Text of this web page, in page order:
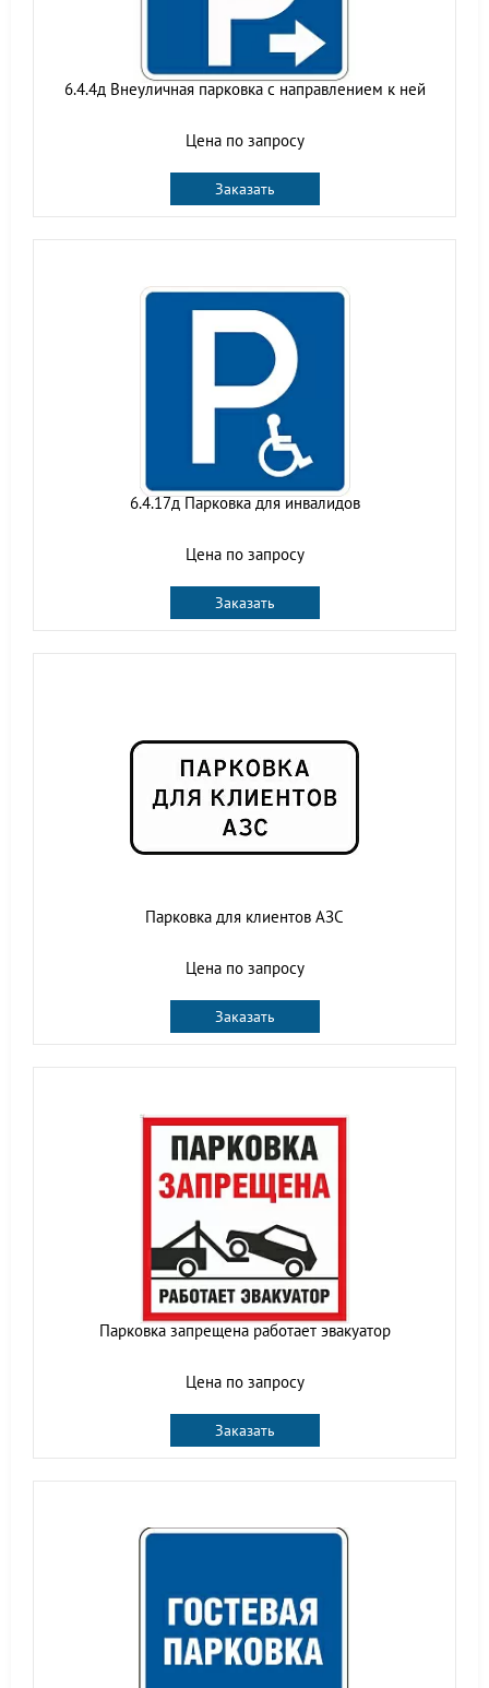
6.4.4д Внеуличная парковка с направлением к ней
Цена по запросу
Заказать
6.4.17д Парковка для инвалидов
Цена по запросу
Заказать
Парковка для клиентов АЗС
Цена по запросу
Заказать
Парковка запрещена работает эвакуатор
Цена по запросу
Заказать